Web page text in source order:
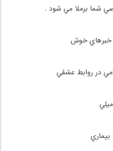
شما برملا مي شود .
خبرهاي خوش
در روابط عشقي